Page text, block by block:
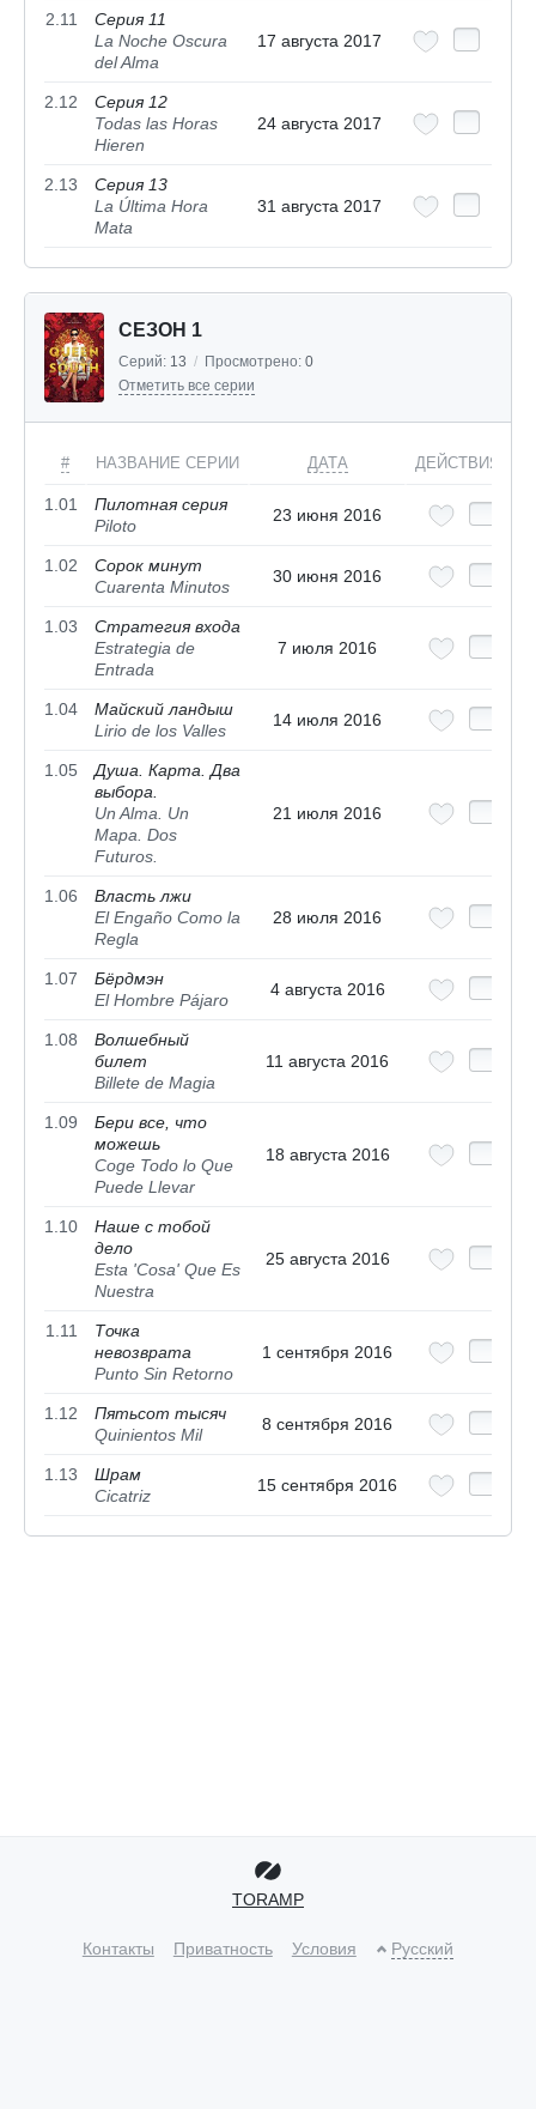
2.11
Серия 11
La Noche Oscura
del Alma
17 августа 2017
2.12
Серия 12
Todas las Horas
Hieren
24 августа 2017
2.13
Серия 13
La Última Hora
Mata
31 августа 2017
СЕЗОН 1
Серий: 13 / Просмотрено: 0
Отметить все серии
# НАЗВАНИЕ СЕРИИ ДАТА ДЕЙСТВИЯ
1.01
Пилотная серия
Piloto
23 июня 2016
1.02
Сорок минут
Cuarenta Minutos
30 июня 2016
1.03
Стратегия входа
Estrategia de
Entrada
7 июля 2016
1.04
Майский ландыш
Lirio de los Valles
14 июля 2016
1.05
Душа. Карта. Два
выбора.
Un Alma. Un
Mapa. Dos
Futuros.
21 июля 2016
1.06
Власть лжи
El Engaño Como la
Regla
28 июля 2016
1.07
Бёрдмэн
El Hombre Pájaro
4 августа 2016
1.08
Волшебный
билет
Billete de Magia
11 августа 2016
1.09
Бери все, что
можешь
Coge Todo lo Que
Puede Llevar
18 августа 2016
1.10
Наше с тобой
дело
Esta 'Cosa' Que Es
Nuestra
25 августа 2016
1.11
Точка
невозврата
Punto Sin Retorno
1 сентября 2016
1.12
Пятьсот тысяч
Quinientos Mil
8 сентября 2016
1.13
Шрам
Cicatriz
15 сентября 2016
TORAMP
Контакты Приватность Условия Русский